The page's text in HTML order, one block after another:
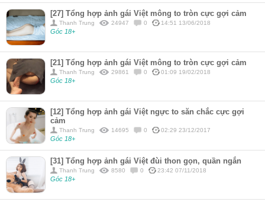
[27] Tổng hợp ảnh gái Việt mông to tròn cực gợi cảm
Thanh Trung 24947 0 14:51 13/06/2018
Góc 18+
[21] Tổng hợp ảnh gái Việt mông to tròn cực gợi cảm
Thanh Trung 29861 0 01:09 19/02/2018
Góc 18+
[12] Tổng hợp ảnh gái Việt ngực to săn chắc cực gợi
cảm
Thanh Trung 14695 0 02:29 23/12/2017
Góc 18+
[31] Tổng hợp ảnh gái Việt đùi thon gọn, quần ngắn
Thanh Trung 8580 0 23:42 07/11/2018
Góc 18+